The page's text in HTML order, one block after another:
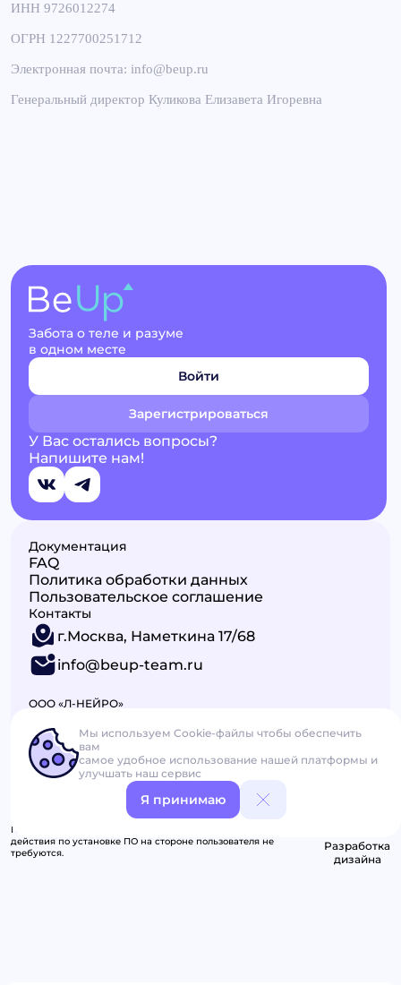
ИНН 9726012274
ОГРН 1227700251712
Электронная почта: info@beup.ru
Генеральный директор Куликова Елизавета Игоревна
Забота о теле и разуме
в одном месте
Войти
Зарегистрироваться
У Вас остались вопросы?
Напишите нам!
Документация
FAQ
Политика обработки данных
Пользовательское соглашение
Контакты
г.Москва, Наметкина 17/68
info@beup-team.ru
ООО «Л-НЕЙРО»
ОГРН: 1227700251712
2026 (C) BeUp Сервис на основе нейронных сетей для терапии и
профилактики стрессовых и психических расстройств.
ПО распространяется в виде интернет-сервиса, специальные
действия по установке ПО на стороне пользователя не
требуются.
Разработка
дизайна
Мы используем Cookie-файлы чтобы обеспечить
вам
самое удобное использование нашей платформы и
улучшать наш сервис
Я принимаю